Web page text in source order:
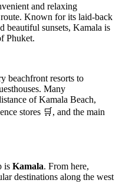
and relaxing
Known for its laid-back
beautiful sunsets, Kamala is
Phuket.
beachfront resorts to
Many
of Kamala Beach,
stores 🛒, and the main
is Kamala. From here,
destinations along the west